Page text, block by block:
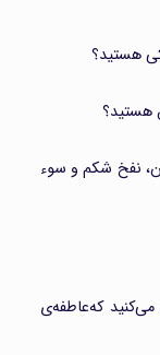
هستید؟
هستید؟
نفخ شکم و سوء
که‌عاطفه‌ی